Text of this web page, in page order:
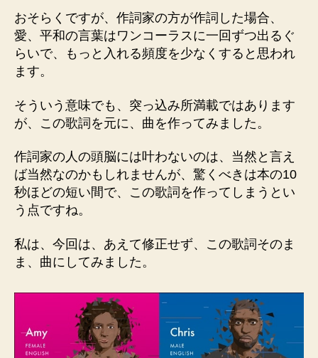
おそらくですが、作詞家の方が作詞した場合、
愛、平和の言葉はワンコーラスに一回ずつ出るぐ
らいで、もっと入れる頻度を少なくすると思われ
ます。
そういう意味でも、突っ込み所満載ではあります
が、この歌詞を元に、曲を作ってみました。
作詞家の人の頭脳には叶わないのは、当然と言え
ば当然なのかもしれませんが、驚くべきは本の10
秒ほどの短い間で、この歌詞を作ってしまうとい
う点ですね。
私は、今回は、あえて修正せず、この歌詞そのま
ま、曲にしてみました。